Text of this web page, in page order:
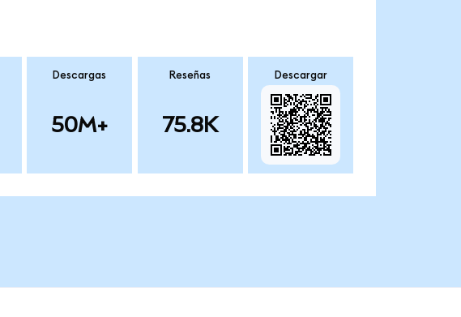
Descargas
50M+
Reseñas
75.8K
Descargar